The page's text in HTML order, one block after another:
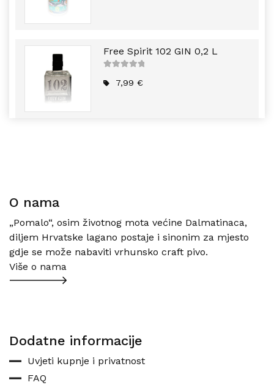
Free Spirit 102 GIN 0,2 L
5
7,99€
O nama
„Pomalo“, osim životnog mota većine Dalmatinaca,
diljem Hrvatske lagano postaje i sinonim za mjesto
gdje se može nabaviti vrhunsko craft pivo.
Više o nama
Dodatne informacije
Uvjeti kupnje i privatnost
FAQ